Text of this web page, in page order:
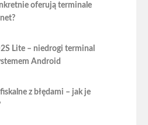
oferują terminale
Lite – niedrogi terminal
Android
z błędami – jak je